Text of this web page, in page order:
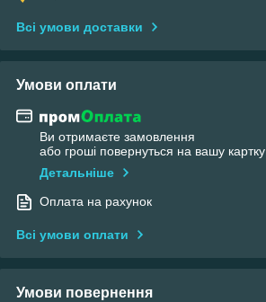
Всі умови доставки
Умови оплати
Ви отримаєте замовлення
або гроші повернуться на вашу картку
Детальніше
Оплата на рахунок
Всі умови оплати
Умови повернення